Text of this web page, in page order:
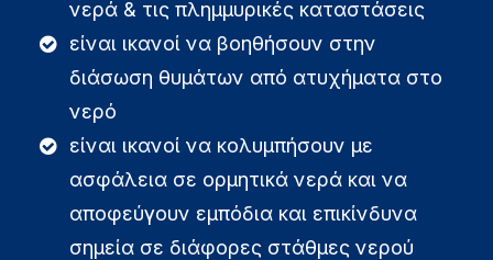
νερά & τις πλημμυρικές καταστάσεις
είναι ικανοί να βοηθήσουν στην
διάσωση θυμάτων από ατυχήματα στο
νερό
είναι ικανοί να κολυμπήσουν με
ασφάλεια σε ορμητικά νερά και να
αποφεύγουν εμπόδια και επικίνδυνα
σημεία σε διάφορες στάθμες νερού